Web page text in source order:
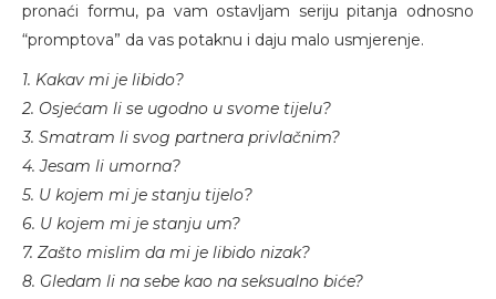
pronaći formu, pa vam ostavljam seriju pitanja odnosno
“promptova” da vas potaknu i daju malo usmjerenje.
1. Kakav mi je libido?
2. Osjećam li se ugodno u svome tijelu?
3. Smatram li svog partnera privlačnim?
4. Jesam li umorna?
5. U kojem mi je stanju tijelo?
6. U kojem mi je stanju um?
7. Zašto mislim da mi je libido nizak?
8. Gledam li na sebe kao na seksualno biće?